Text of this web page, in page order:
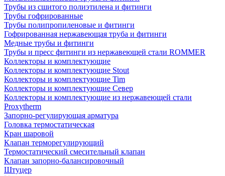
Трубы из сшитого полиэтилена и фитинги
Трубы гофрированные
Трубы полипропиленовые и фитинги
Гофрированная нержавеющая труба и фитинги
Медные трубы и фитинги
Трубы и пресс фитинги из нержавеющей стали ROMMER
Коллекторы и комплектующие
Коллекторы и комплектующие Stout
Коллекторы и комплектующие Tim
Коллекторы и комплектующие Север
Коллекторы и комплектующие из нержавеющей стали
Proxytherm
Запорно-регулирующая арматура
Головка термостатическая
Кран шаровой
Клапан терморегулирующий
Термостатический смесительный клапан
Клапан запорно-балансировочный
Штуцер